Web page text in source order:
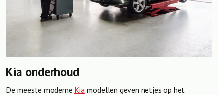
Kia onderhoud
De meeste moderne Kia modellen geven netjes op het